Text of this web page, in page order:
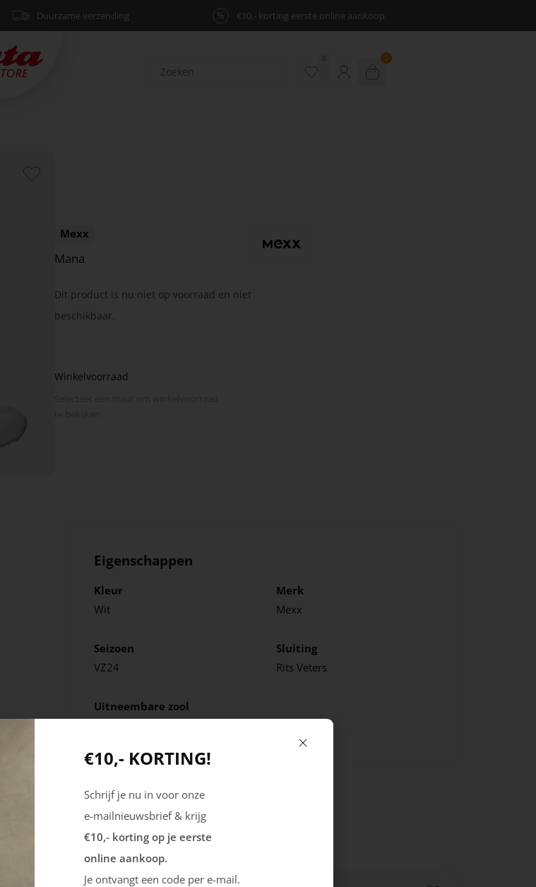
Duurzame verzending % €10,- korting eerste online aankoop
0 0
Mexx
Mana
Dit product is nu niet op voorraad en niet
beschikbaar.
Winkelvoorraad
Eigenschappen
Kleur
Wit
Merk
Mexx
Seizoen
VZ24
Sluiting
Rits Veters
Uitneembare zool
€10,- KORTING!
Schrijf je nu in voor onze
e-mailnieuwsbrief & krijg
€10,- korting op je eerste
online aankoop.
Je ontvangt een code per e-mail.